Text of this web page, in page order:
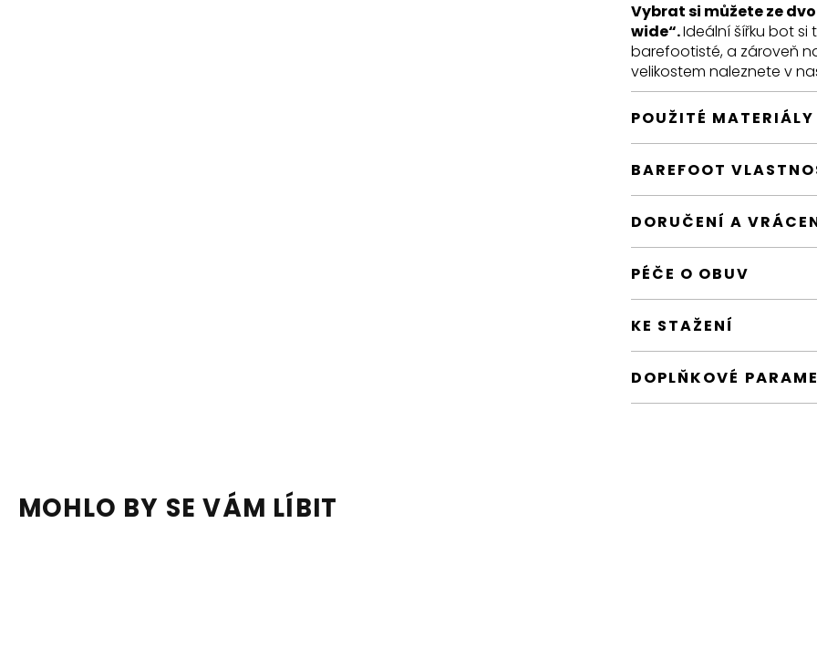
Vybrat si můžete ze
wide“.Ideální šířku bot si
barefootisté, a zároveň
velikostem naleznete v
POUŽITÉ
BAREFOOT
DORUČENÍ A
PÉČE O OBUV
KE STAŽENÍ
DOPLŇKOVÉ
MOHLO BY SE VÁM LÍBIT